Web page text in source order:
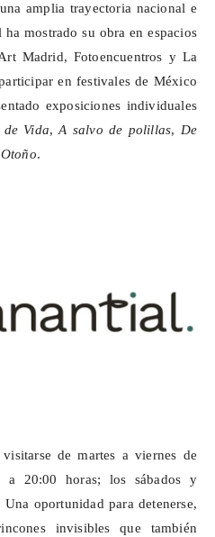
amplia trayectoria nacional e
mostrado su obra en espacios
Madrid, Fotoencuentros y La
en festivales de México
exposiciones individuales
de Vida,A salvo de polillas, De
.
de martes a viernes de
20:00 horas; los sábados y
oportunidad para detenerse,
invisibles que también